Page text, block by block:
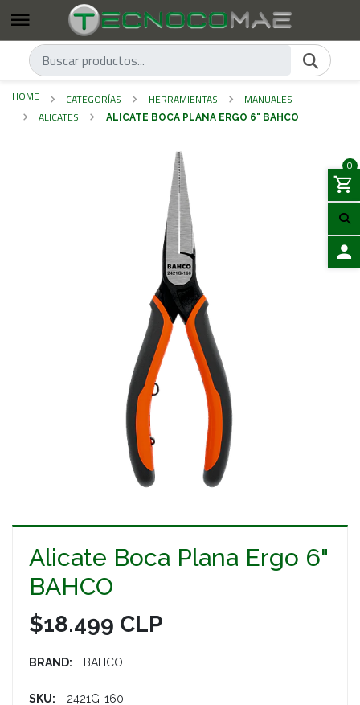
0
HOME CATEGORÍAS HERRAMIENTAS
MANUALES
ALICATES
ALICATE BOCA PLANA ERGO 6" BAHCO
Alicate Boca Plana Ergo 6"
BAHCO
$18.499 CLP
BRAND: BAHCO
SKU: 2421G-160